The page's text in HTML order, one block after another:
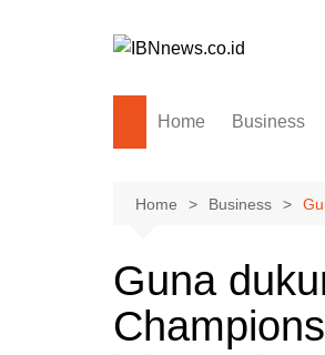
Home Business
Home Business
Guna